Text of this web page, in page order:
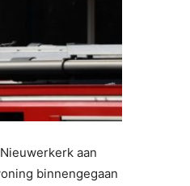
aan
binnengegaan